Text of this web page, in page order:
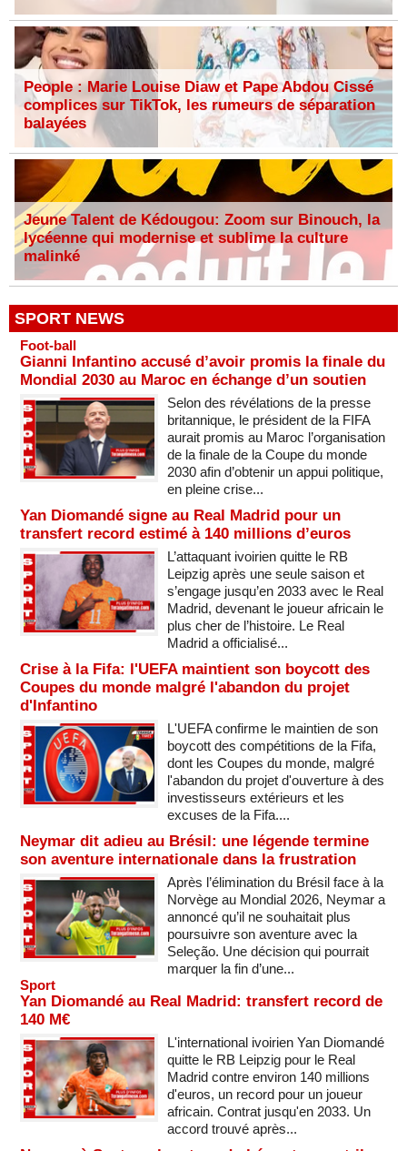
People : Marie Louise Diaw et Pape Abdou Cissé
complices sur TikTok, les rumeurs de séparation
balayées
Jeune Talent de Kédougou: Zoom sur Binouch, la
lycéenne qui modernise et sublime la culture
malinké
SPORT NEWS
Foot-ball
Gianni Infantino accusé d’avoir promis la finale du
Mondial 2030 au Maroc en échange d’un soutien
Selon des révélations de la presse
britannique, le président de la FIFA
aurait promis au Maroc l’organisation
de la finale de la Coupe du monde
2030 afin d’obtenir un appui politique,
en pleine crise...
Yan Diomandé signe au Real Madrid pour un
transfert record estimé à 140 millions d’euros
L’attaquant ivoirien quitte le RB
Leipzig après une seule saison et
s’engage jusqu’en 2033 avec le Real
Madrid, devenant le joueur africain le
plus cher de l’histoire. Le Real
Madrid a officialisé...
Crise à la Fifa: l'UEFA maintient son boycott des
Coupes du monde malgré l'abandon du projet
d'Infantino
L'UEFA confirme le maintien de son
boycott des compétitions de la Fifa,
dont les Coupes du monde, malgré
l'abandon du projet d'ouverture à des
investisseurs extérieurs et les
excuses de la Fifa....
Neymar dit adieu au Brésil: une légende termine
son aventure internationale dans la frustration
Après l’élimination du Brésil face à la
Norvège au Mondial 2026, Neymar a
annoncé qu’il ne souhaitait plus
poursuivre son aventure avec la
Seleção. Une décision qui pourrait
marquer la fin d’une...
Sport
Yan Diomandé au Real Madrid: transfert record de
140 M€
L'international ivoirien Yan Diomandé
quitte le RB Leipzig pour le Real
Madrid contre environ 140 millions
d'euros, un record pour un joueur
africain. Contrat jusqu'en 2033. Un
accord trouvé après...